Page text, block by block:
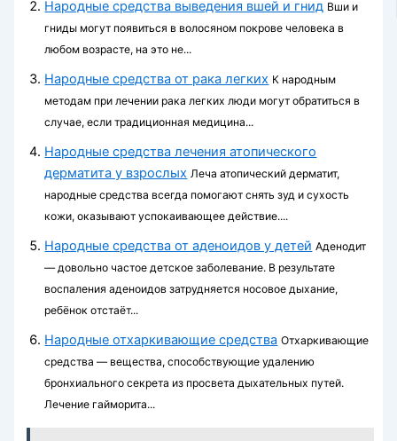
Народные средства выведения вшей и гнид Вши и
гниды могут появиться в волосяном покрове человека в
любом возрасте, на это не...
Народные средства от рака легких К народным
методам при лечении рака легких люди могут обратиться в
случае, если традиционная медицина...
Народные средства лечения атопического
дерматита у взрослых Леча атопический дерматит,
народные средства всегда помогают снять зуд и сухость
кожи, оказывают успокаивающее действие....
Народные средства от аденоидов у детей Аденодит
— довольно частое детское заболевание. В результате
воспаления аденоидов затрудняется носовое дыхание,
ребёнок отстаёт...
Народные отхаркивающие средства Отхаркивающие
средства — вещества, способствующие удалению
бронхиального секрета из просвета дыхательных путей.
Лечение гайморита...